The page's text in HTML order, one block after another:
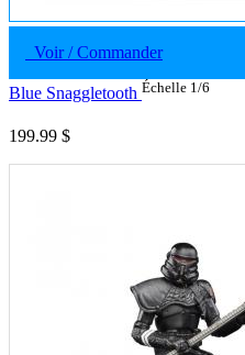
Voir / Commander
Blue Snaggletooth Échelle 1/6
199.99 $